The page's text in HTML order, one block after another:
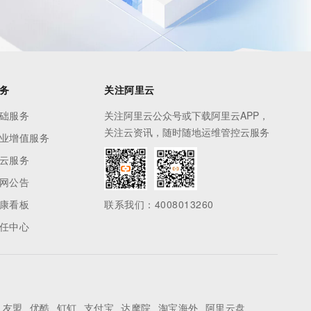
服务
增值服务
服务
公告
看板
中心
关注阿里云
关注阿里云公众号或下载阿里云APP，
关注云资讯，随时随地运维管控云服务
联系我们：4008013260
友盟 优酷 钉钉 支付宝 达摩院 淘宝海外 阿里云盘